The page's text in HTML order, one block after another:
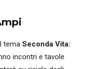
tema Seconda Vita:
incontri e tavole